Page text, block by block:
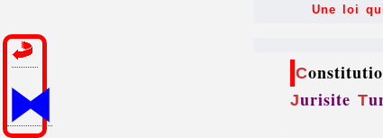
⧓
Une loi
C
Jurisite T